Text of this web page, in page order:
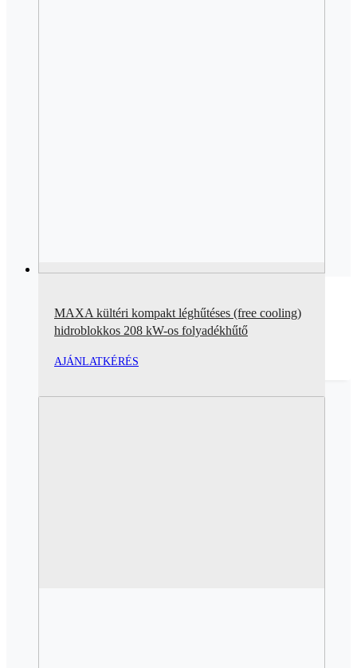
MAXA kültéri kompakt léghűtéses (free cooling)
hidroblokkos 208 kW-os folyadékhűtő
AJÁNLATKÉRÉS